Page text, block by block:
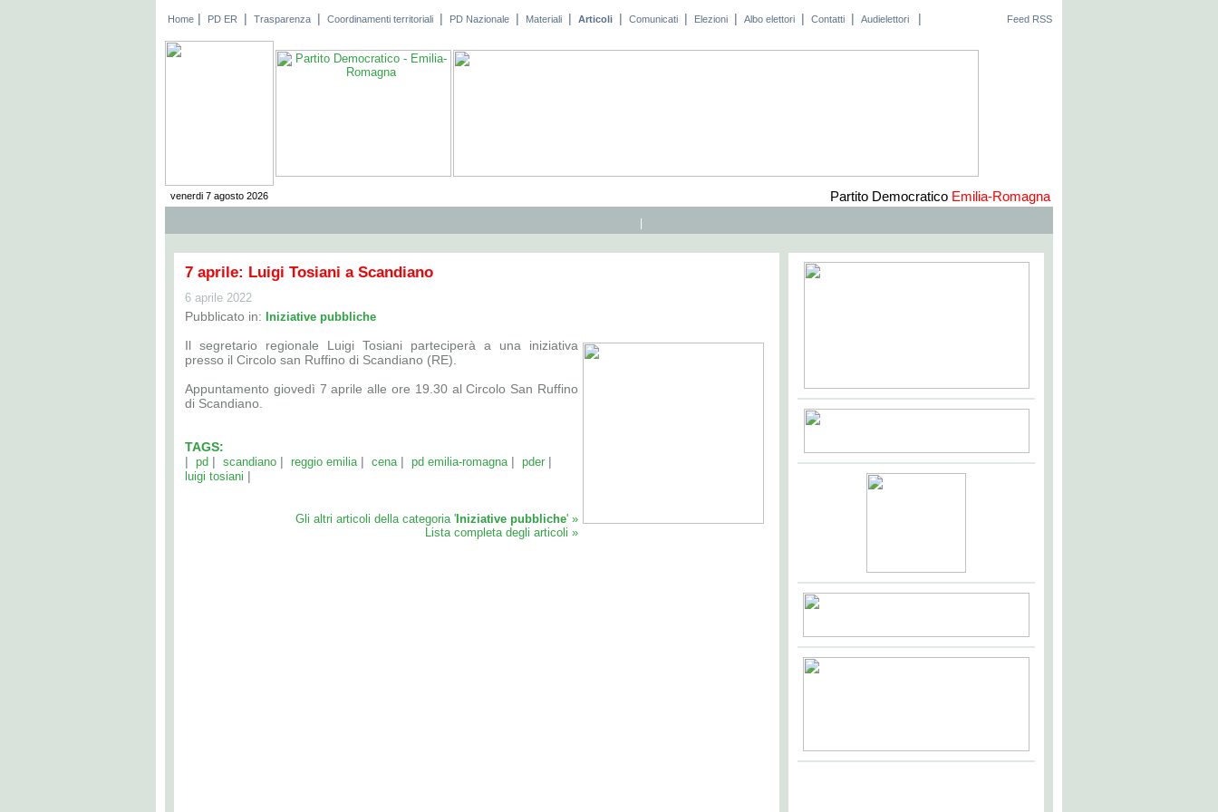
Home | PD ER | Trasparenza | Coordinamenti territoriali | PD Nazionale | Materiali | Articoli | Comunicati | Elezioni | Albo elettori | Contatti | Audielettori | Feed RSS
venerdi 7 agosto 2026 Partito Democratico Emilia-Romagna
7 aprile: Luigi Tosiani a Scandiano
6 aprile 2022
Pubblicato in: Iniziative pubbliche
Il segretario regionale Luigi Tosiani parteciperà a una iniziativa
presso il Circolo san Ruffino di Scandiano (RE).
Appuntamento giovedì 7 aprile alle ore 19.30 al Circolo San Ruffino
di Scandiano.
TAGS:
| pd | scandiano | reggio emilia | cena | pd emilia-romagna | pder |
luigi tosiani |
Gli altri articoli della categoria ' Iniziative pubbliche' »
Lista completa degli articoli »